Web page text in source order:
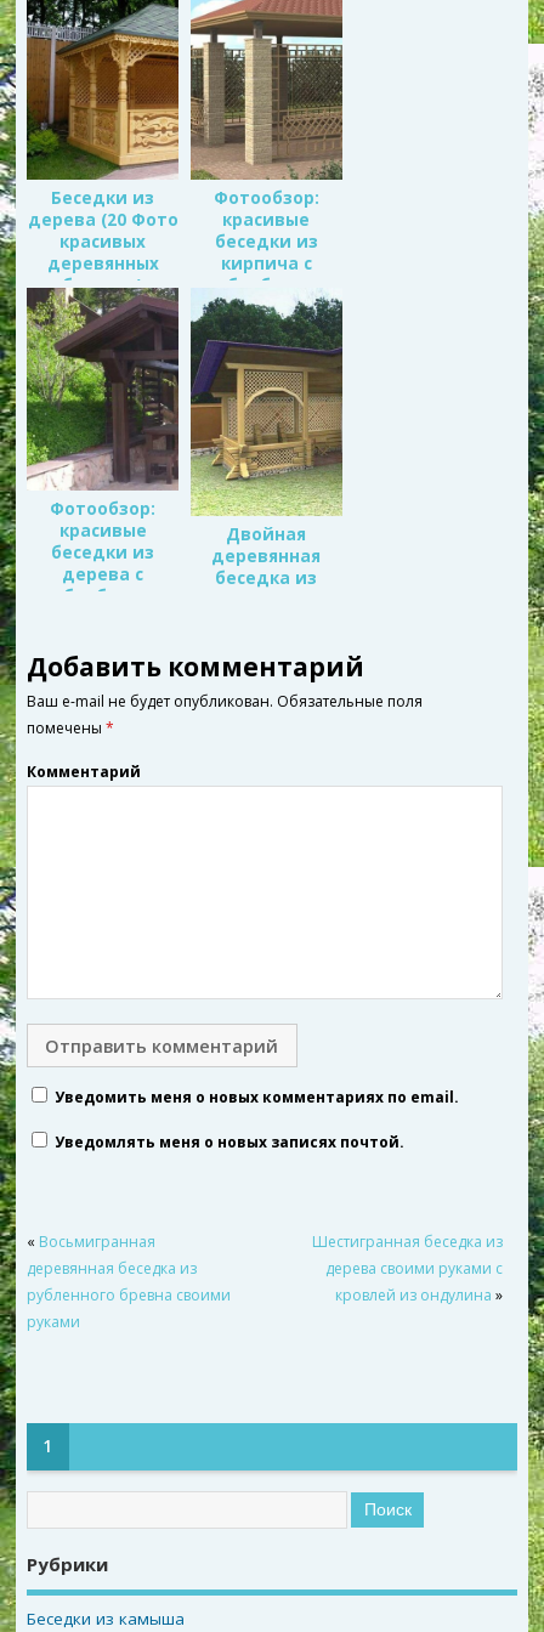
Беседки из
дерева (20 Фото
красивых
деревянных
беседок)
Фотообзор:
красивые
беседки из
кирпича с
барбекю
Фотообзор:
красивые
беседки из
дерева с
барбекю
Двойная
деревянная
беседка из
мангалом
Добавить комментарий
Ваш e-mail не будет опубликован. Обязательные поля
помечены *
Комментарий
Уведомить меня о новых комментариях по email.
Уведомлять меня о новых записях почтой.
« Восьмигранная
деревянная беседка из
рубленного бревна своими
руками
Шестигранная беседка из
дерева своими руками с
кровлей из ондулина »
1
Рубрики
Беседки из камыша